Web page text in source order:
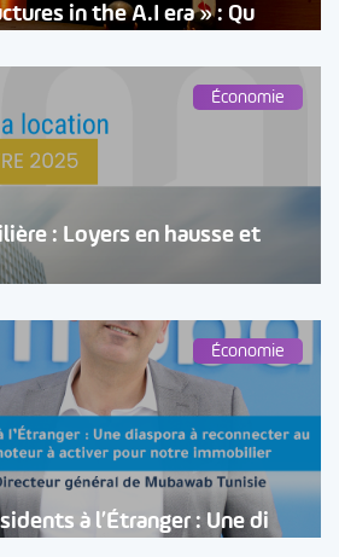
in the A.I era » : Qu
Économie
: Loyers en hausse et
Économie
à l’Étranger : Une di